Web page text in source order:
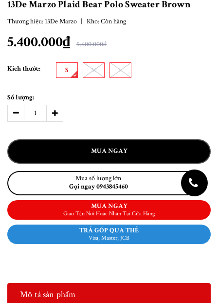
13De Marzo Plaid Bear Polo Sweater Brown
Thương hiệu: 13De Marzo | Kho:Còn hàng
5.400.000₫ 5.600.000₫
Kích thước: S M L
Số lượng:
MUA NGAY
Mua số lượng lớn
Gọi ngay 0943845460
MUA NGAY
Giao Tận Nơi Hoặc Nhận Tại Cửa Hàng
TRẢ GÓP QUA THẺ
Visa, Master, JCB
Mô tả sản phẩm